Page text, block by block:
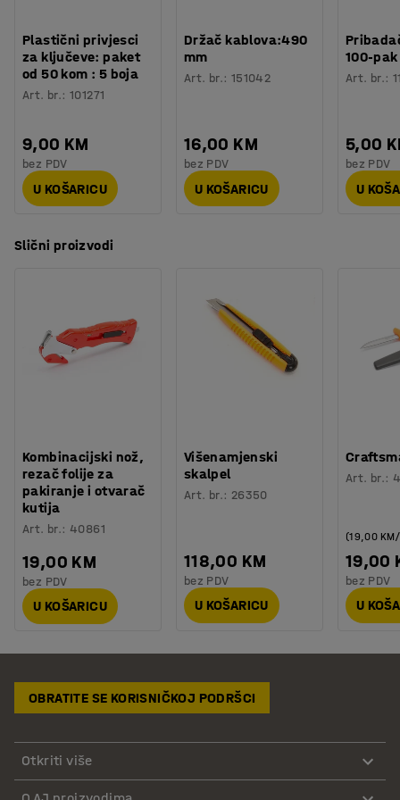
Plastični privjesci
za ključeve: paket
od 50 kom : 5 boja
Art. br.:101271
9,00 KM
bez PDV
U KOŠARICU
Držač kablova:490
mm
Art. br.: 151042
16,00 KM
bez PDV
U KOŠARICU
100-pak
Art. br.:
5,00
bez PDV
U
Slični proizvodi
Kombinacijski nož,
rezač folije za
pakiranje i otvarač
kutija
Art. br.: 40861
19,00 KM
bez PDV
U KOŠARICU
Višenamjenski
skalpel
Art. br.: 26350
118,00 KM
bez PDV
U KOŠARICU
Art. br.:
19,00
(19,00
bez PDV
U
OBRATITE SE KORISNIČKOJ PODRŠCI
Otkriti više